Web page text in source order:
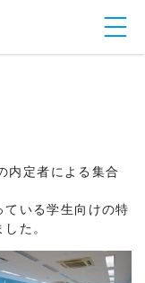
内定者による集合
いる学生向けの特
た。